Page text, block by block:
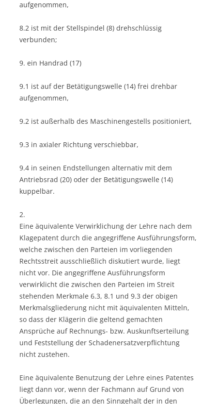
aufgenommen,
8.2 ist mit der Stellspindel (8) drehschlüssig
verbunden;
9. ein Handrad (17)
9.1 ist auf der Betätigungswelle (14) frei drehbar
aufgenommen,
9.2 ist außerhalb des Maschinengestells positioniert,
9.3 in axialer Richtung verschiebbar,
9.4 in seinen Endstellungen alternativ mit dem
Antriebsrad (20) oder der Betätigungswelle (14)
kuppelbar.
2.
Eine äquivalente Verwirklichung der Lehre nach dem
Klagepatent durch die angegriffene Ausführungsform,
welche zwischen den Parteien im vorliegenden
Rechtsstreit ausschließlich diskutiert wurde, liegt
nicht vor. Die angegriffene Ausführungsform
verwirklicht die zwischen den Parteien im Streit
stehenden Merkmale 6.3, 8.1 und 9.3 der obigen
Merkmalsgliederung nicht mit äquivalenten Mitteln,
so dass der Klägerin die geltend gemachten
Ansprüche auf Rechnungs- bzw. Auskunftserteilung
und Feststellung der Schadenersatzverpflichtung
nicht zustehen.
Eine äquivalente Benutzung der Lehre eines Patentes
liegt dann vor, wenn der Fachmann auf Grund von
Überlegungen, die an den Sinngehalt der in den